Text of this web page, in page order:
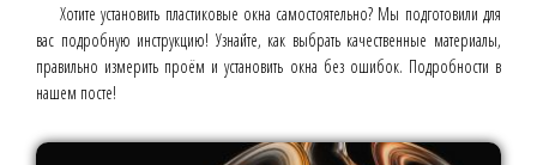
Хотите установить пластиковые окна самостоятельно? Мы подготовили для
вас подробную инструкцию! Узнайте, как выбрать качественные материалы,
правильно измерить проём и установить окна без ошибок. Подробности в
нашем посте!